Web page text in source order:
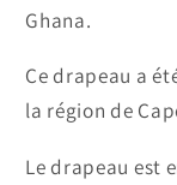
Ghana.
Ce drapeau a
la région de
Le drapeau est